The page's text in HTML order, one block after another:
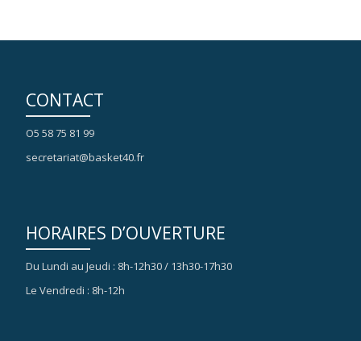
CONTACT
O5 58 75 81 99
secretariat@basket40.fr
HORAIRES D’OUVERTURE
Du Lundi au Jeudi : 8h-12h30 / 13h30-17h30
Le Vendredi : 8h-12h